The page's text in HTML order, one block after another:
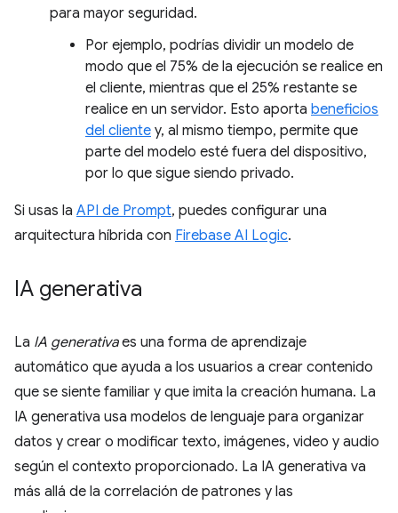
para mayor seguridad.
Por ejemplo, podrías dividir un modelo de
modo que el 75% de la ejecución se realice en
el cliente, mientras que el 25% restante se
realice en un servidor. Esto aporta beneficios
del cliente y, al mismo tiempo, permite que
parte del modelo esté fuera del dispositivo,
por lo que sigue siendo privado.
Si usas la API de Prompt, puedes configurar una
arquitectura híbrida con Firebase AI Logic.
IA generativa
La IA generativaes una forma de aprendizaje
automático que ayuda a los usuarios a crear contenido
que se siente familiar y que imita la creación humana. La
IA generativa usa modelos de lenguaje para organizar
datos y crear o modificar texto, imágenes, video y audio
según el contexto proporcionado. La IA generativa va
más allá de la correlación de patrones y las